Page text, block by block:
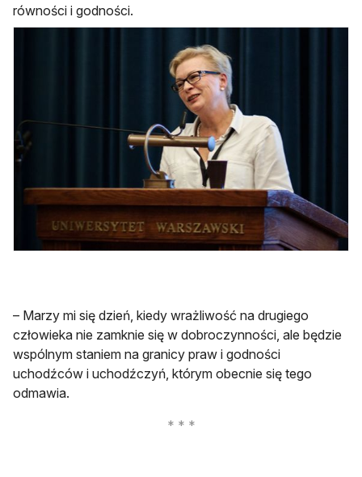
równości i godności.
– Marzy mi się dzień, kiedy wrażliwość na drugiego
człowieka nie zamknie się w dobroczynności, ale będzie
wspólnym staniem na granicy praw i godności
uchodźców i uchodźczyń, którym obecnie się tego
odmawia.